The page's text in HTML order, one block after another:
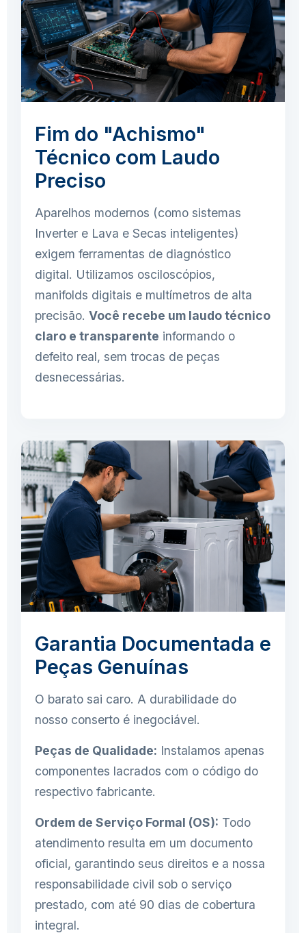
Fim do "Achismo"
Técnico com Laudo
Preciso
Aparelhos modernos (como sistemas
Inverter e Lava e Secas inteligentes)
exigem ferramentas de diagnóstico
digital. Utilizamos osciloscópios,
manifolds digitais e multímetros de alta
precisão. Você recebe um laudo técnico
claro e transparente informando o
defeito real, sem trocas de peças
desnecessárias.
Garantia Documentada e
Peças Genuínas
O barato sai caro. A durabilidade do
nosso conserto é inegociável.
Peças de Qualidade: Instalamos apenas
componentes lacrados com o código do
respectivo fabricante.
Ordem de Serviço Formal (OS): Todo
atendimento resulta em um documento
oficial, garantindo seus direitos e a nossa
responsabilidade civil sob o serviço
prestado, com até 90 dias de cobertura
integral.